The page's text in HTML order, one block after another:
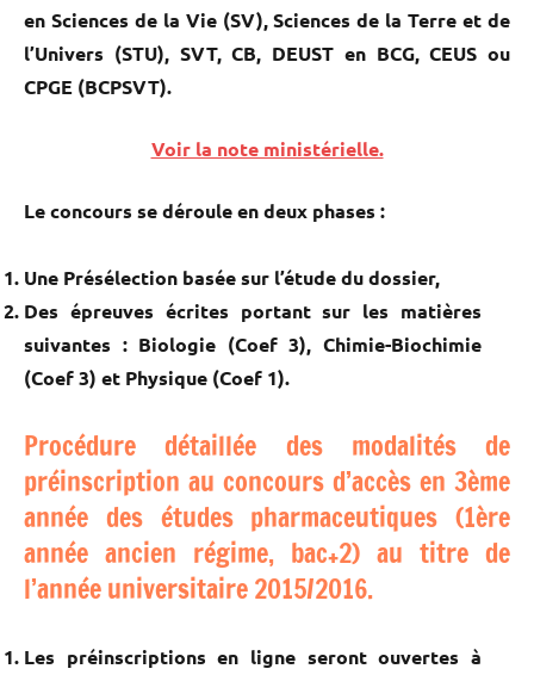
en Sciences de la Vie (SV), Sciences de la Terre et de
l’Univers (STU), SVT, CB, DEUST en BCG, CEUS ou
CPGE (BCPSVT).
Voir la note ministérielle.
Le concours se déroule en deux phases :
Une Présélection basée sur l’étude du dossier,
Des épreuves écrites portant sur les matières
suivantes : Biologie (Coef 3), Chimie-Biochimie
(Coef 3) et Physique (Coef 1).
Procédure détaillée des modalités de
préinscription au concours d’accès en 3ème
année des études pharmaceutiques (1ère
année ancien régime, bac+2) au titre de
l’année universitaire 2015/2016.
Les préinscriptions en ligne seront ouvertes à